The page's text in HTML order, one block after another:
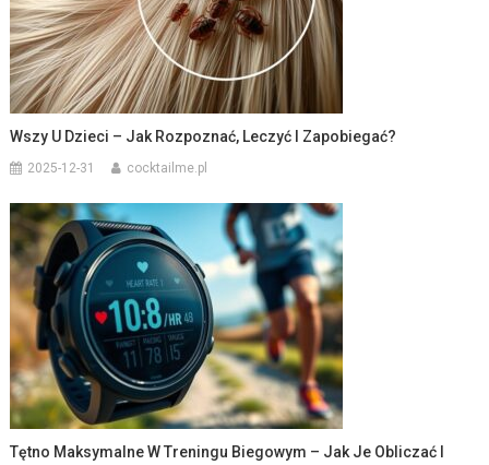
Wszy U Dzieci – Jak Rozpoznać, Leczyć I Zapobiegać?
2025-12-31 cocktailme.pl
Tętno Maksymalne W Treningu Biegowym – Jak Je Obliczać I